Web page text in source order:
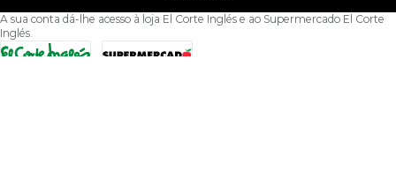
A sua conta dá-lhe acesso à loja El Corte Inglés e ao Supermercado El Corte
Inglés.